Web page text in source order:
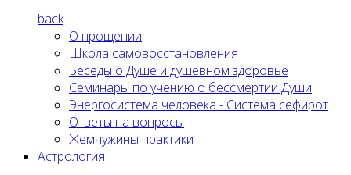
back
О прощении
Школа самовосстановления
Беседы о Душе и душевном здоровье
Семинары по учению о бессмертии Души
Энергосистема человека - Система сефирот
Ответы на вопросы
Жемчужины практики
Астрология